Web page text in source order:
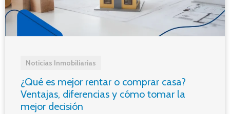
Noticias Inmobiliarias
¿Qué es mejor rentar o comprar casa?
Ventajas, diferencias y cómo tomar la
mejor decisión